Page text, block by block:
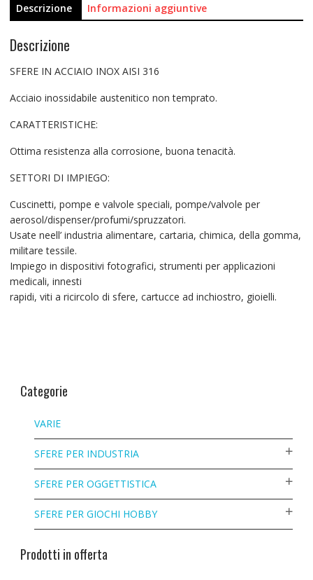
Descrizione Informazioni aggiuntive
Descrizione
SFERE IN ACCIAIO INOX AISI 316
Acciaio inossidabile austenitico non temprato.
CARATTERISTICHE:
Ottima resistenza alla corrosione, buona tenacità.
SETTORI DI IMPIEGO:
Cuscinetti, pompe e valvole speciali, pompe/valvole per
aerosol/dispenser/profumi/spruzzatori.
Usate neell’ industria alimentare, cartaria, chimica, della gomma,
militare tessile.
Impiego in dispositivi fotografici, strumenti per applicazioni
medicali, innesti
rapidi, viti a ricircolo di sfere, cartucce ad inchiostro, gioielli.
Categorie
VARIE
SFERE PER INDUSTRIA
SFERE PER OGGETTISTICA
SFERE PER GIOCHI HOBBY
Prodotti in offerta